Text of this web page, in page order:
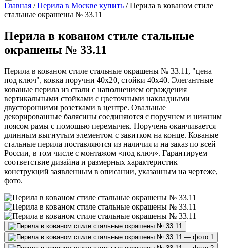
Главная /Перила в Москве купить /Перила в кованом стиле
стальные окрашены № 33.11
Перила в кованом стиле стальные
окрашены № 33.11
Перила в кованом стиле стальные окрашены № 33.11, "цена
под ключ", ковка поручни 40х20, стойки 40х40. Элегантные
кованые перила из стали с наполнением ограждения
вертикальными стойками с цветочными накладными
двусторонними розетками в центре. Овальные
декорированные балясины соединяются с поручнем и нижним
поясом рамы с помощью перемычек. Поручень оканчивается
длинным выгнутым элементом с завитком на конце. Кованые
стальные перила поставляются из наличия и на заказ по всей
России, в том числе с монтажом «под ключ». Гарантируем
соответствие дизайна и размерных характеристик
конструкций заявленным в описании, указанным на чертеже,
фото.